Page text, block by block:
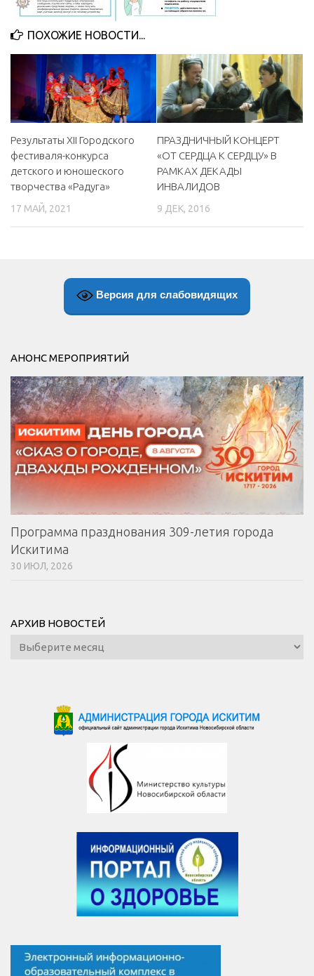
МБУ Дом культуры «Молодость»
МБУ Дом культуры «Октябрь»
МБОУ ДО «Детская школа искусств»
МБОУ ДО «Детская музыкальная школа»
МБУК «Искитимский городской историко-художественный
музей»
МБУ Парк культуры и отдыха им. И.В. Коротеева
МБУК «Централизованная библиотечная система»
ПОХОЖИЕ НОВОСТИ...
Результаты XII Городского
фестиваля-конкурса
детского и юношеского
творчества «Радуга»
17 МАЙ, 2021
ПРАЗДНИЧНЫЙ КОНЦЕРТ
«ОТ СЕРДЦА К СЕРДЦУ» В
РАМКАХ ДЕКАДЫ
ИНВАЛИДОВ
9 ДЕК, 2016
Версия для слабовидящих
АНОНС МЕРОПРИЯТИЙ
Программа празднования 309-летия города
Искитима
30 ИЮЛ, 2026
АРХИВ НОВОСТЕЙ
Архив
новостей